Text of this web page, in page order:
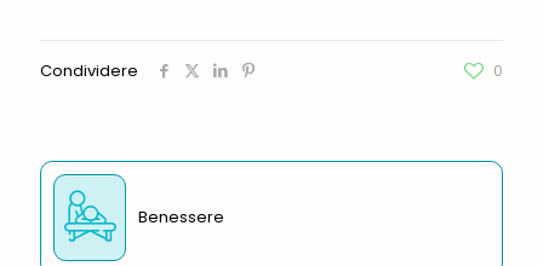
Condividere 0
Benessere